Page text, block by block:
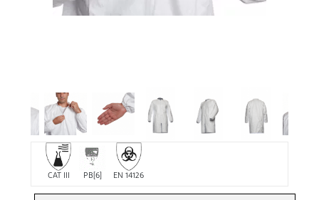
CAT III PB[6] EN 14126